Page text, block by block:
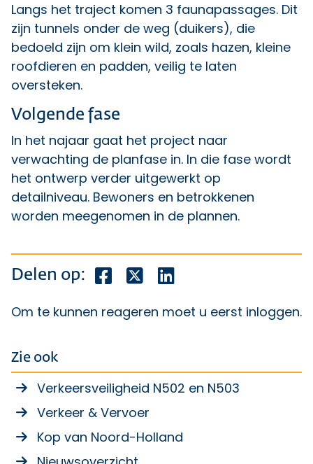
Langs het traject komen 3 faunapassages. Dit
zijn tunnels onder de weg (duikers), die
bedoeld zijn om klein wild, zoals hazen, kleine
roofdieren en padden, veilig te laten
oversteken.
Volgende fase
In het najaar gaat het project naar
verwachting de planfase in. In die fase wordt
het ontwerp verder uitgewerkt op
detailniveau. Bewoners en betrokkenen
worden meegenomen in de plannen.
Delen op: Deel dit bericht op Facebook
Deel dit bericht op X
Om te kunnen reageren moet u eerst inloggen.
Zie ook
Verkeersveiligheid N502 en N503
Verkeer & Vervoer
Kop van Noord-Holland